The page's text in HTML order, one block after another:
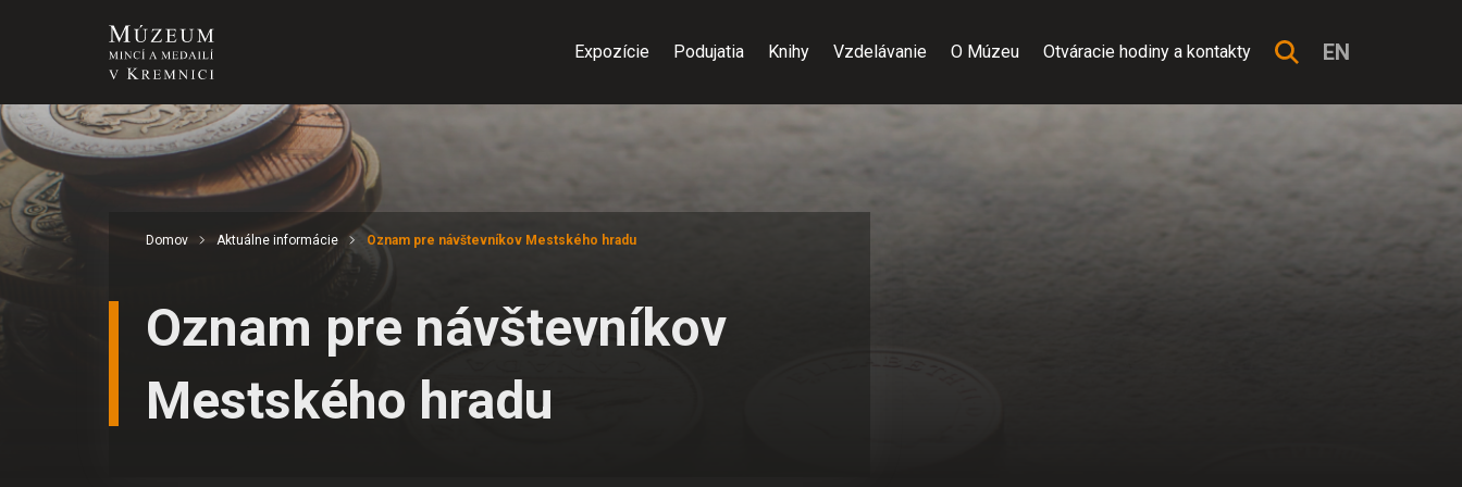
Expozície Podujatia Knihy Vzdelávanie O Múzeu Otváracie hodiny a kontakty EN
Domov Aktuálne informácie Oznam pre návštevníkov Mestského hradu
Oznam pre návštevníkov
Mestského hradu
Súhlas s používaním cookies